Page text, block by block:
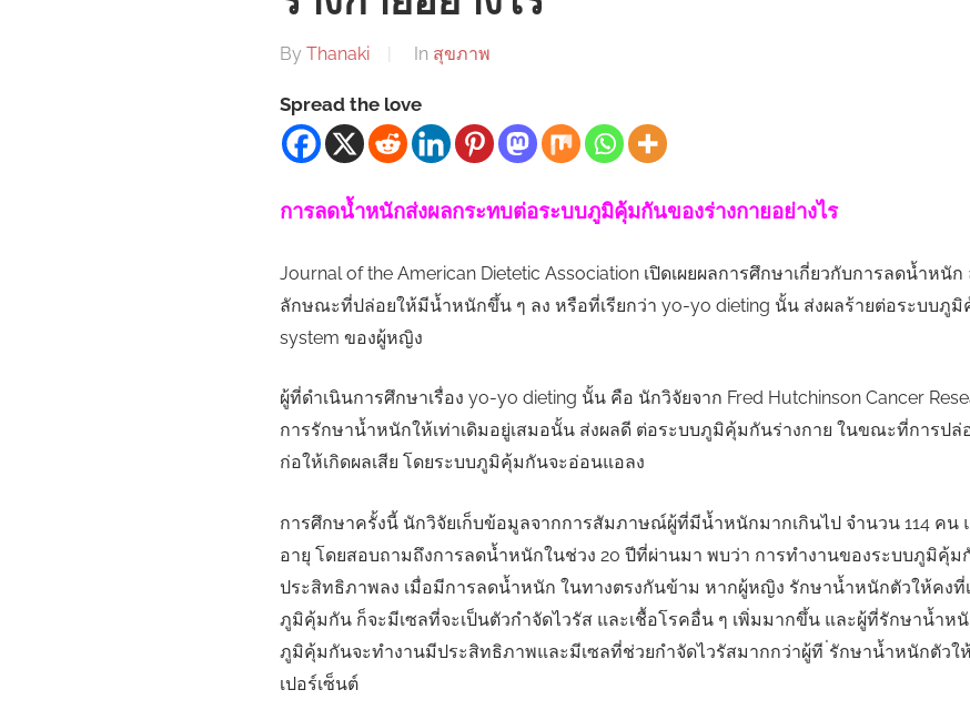
By Thanaki In สุขภาพ
Spread the love
การลดน้ำหนักส่งผลกระทบต่อระบบภูมิคุ้มกันของร่างกายอย่างไร
Journal of the American Dietetic Association เปิดเผยผลการศึกษาเกี่ยวกับการลดน้ำหนั
ลักษณะที่ปล่อยให้มีน้ำหนักขึ้น ๆ ลง หรือที่เรียกว่า yo-yo dieting นั้น ส่งผลร้ายต่อระบบภู
system ของผู้หญิง
ผู้ที่ดำเนินการศึกษาเรื่อง yo-yo dieting นั้น คือ นักวิจัยจาก Fred Hutchinson Cancer
การรักษาน้ำหนักให้เท่าเดิมอยู่เสมอนั้น ส่งผลดี ต่อระบบภูมิคุ้มกันร่างกาย ในขณะที่การปล่
ก่อให้เกิดผลเสีย โดยระบบภูมิคุ้มกันจะอ่อนแอลง
การศึกษาครั้งนี้ นักวิจัยเก็บข้อมูลจากการสัมภาษณ์ผู้ที่มีน้ำหนักมากเกินไป จำนวน 114 คน
อายุ โดยสอบถามถึงการลดน้ำหนักในช่วง 20 ปีที่ผ่านมา พบว่า การทำงานของระบบภูมิคุ้ม
ประสิทธิภาพลง เมื่อมีการลดน้ำหนัก ในทางตรงกันข้าม หากผู้หญิง รักษาน้ำหนักตัวให้คงที่
ภูมิคุ้มกัน ก็จะมีเซลที่จะเป็นตัวกำจัดไวรัส และเชื้อโรคอื่น ๆ เพิ่มมากขึ้น และผู้ที่รักษาน้ำห
ภูมิคุ้มกันจะทำงานมีประสิทธิภาพและมีเซลที่ช่วยกำจัดไวรัสมากกว่าผู้ที ่รักษาน้ำหนักตัวใ
เปอร์เซ็นต์